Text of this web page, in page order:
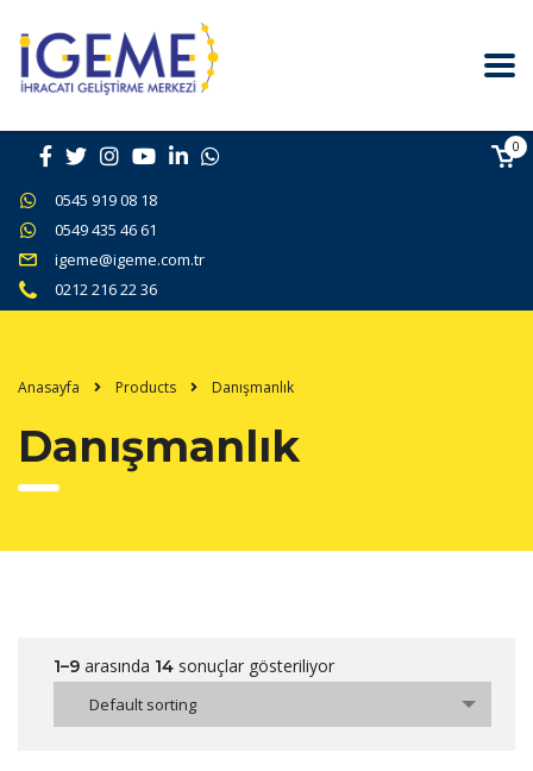
0545 919 08 18
0549 435 46 61
igeme@igeme.com.tr
0212 216 22 36
0
Anasayfa Products Danışmanlık
Danışmanlık
1–9 arasında 14 sonuçlar gösteriliyor
Default sorting